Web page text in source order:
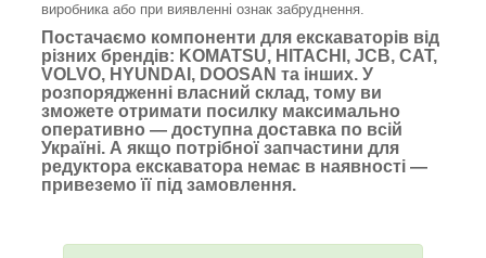
виробника або при виявленні ознак забруднення.
Постачаємо компоненти для екскаваторів від
різних брендів: KOMATSU, HITACHI, JCB, CAT,
VOLVO, HYUNDAI, DOOSAN та інших. У
розпорядженні власний склад, тому ви
зможете отримати посилку максимально
оперативно — доступна доставка по всій
Україні. А якщо потрібної запчастини для
редуктора екскаватора немає в наявності —
привеземо її під замовлення.